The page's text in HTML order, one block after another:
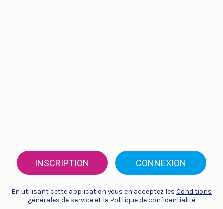
INSCRIPTION CONNEXION
En utilisant cette application vous en acceptez les Conditions
générales de serviceet la Politique de confidentialité